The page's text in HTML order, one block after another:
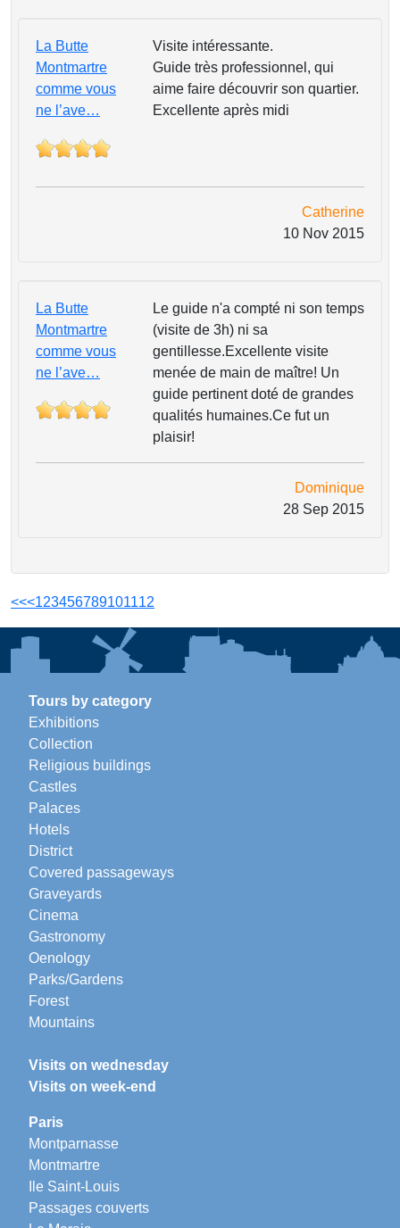
La Butte
Montmartre
comme vous
ne l’ave…
Visite intéressante.
Guide très professionnel, qui
aime faire découvrir son quartier.
Excellente après midi
Catherine
10 Nov 2015
La Butte
Montmartre
comme vous
ne l’ave…
Le guide n'a compté ni son temps
(visite de 3h) ni sa
gentillesse.Excellente visite
menée de main de maître! Un
guide pertinent doté de grandes
qualités humaines.Ce fut un
plaisir!
Dominique
28 Sep 2015
<<<123456789101112
Tours by category
Exhibitions
Collection
Religious buildings
Castles
Palaces
Hotels
District
Covered passageways
Graveyards
Cinema
Gastronomy
Oenology
Parks/Gardens
Forest
Mountains
Visits on wednesday
Visits on week-end
Paris
Montparnasse
Montmartre
Ile Saint-Louis
Passages couverts